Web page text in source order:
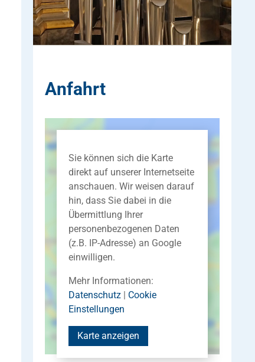
Anfahrt
Sie können sich die Karte
direkt auf unserer Internetseite
anschauen. Wir weisen darauf
hin, dass Sie dabei in die
Übermittlung Ihrer
personenbezogenen Daten
(z.B. IP-Adresse) an Google
einwilligen.
Mehr Informationen:
Datenschutz| Cookie
Einstellungen
Karte anzeigen